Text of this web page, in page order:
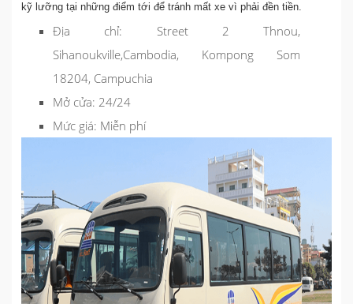
kỹ lưỡng tại những điểm tới để tránh mất xe vì phải đền tiền.
Địa chỉ:
Street 2 Thnou,
Sihanoukville,Cambodia, Kompong Som
18204, Campuchia
Mở cửa: 24/24
Mức giá: Miễn phí